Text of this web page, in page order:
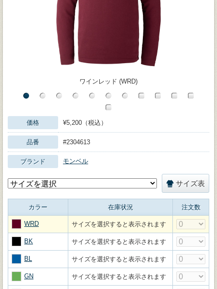
ワインレッド (WRD)
価格 ¥5,200（税込）
品番 #2304613
ブランド モンベル
サイズ表
カラー 在庫状況 注文数
WRD サイズを選択すると表示されます
BK サイズを選択すると表示されます
BL サイズを選択すると表示されます
GN サイズを選択すると表示されます